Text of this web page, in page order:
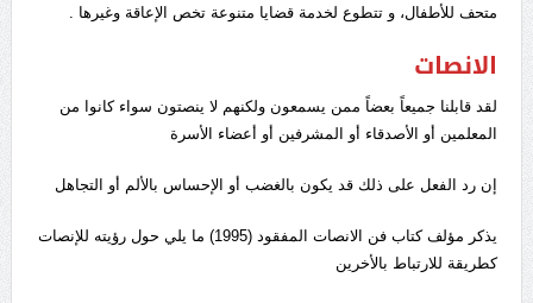
متحف للأطفال، و تتطوع لخدمة قضايا متنوعة تخص الإعاقة وغيرها .
الانصات
لقد قابلنا جميعاً بعضاً ممن يسمعون ولكنهم لا ينصتون سواء كانوا من
المعلمين أو الأصدقاء أو المشرفين أو أعضاء الأسرة
إن رد الفعل على ذلك قد يكون بالغضب أو الإحساس بالألم أو التجاهل
يذكر مؤلف كتاب فن الانصات المفقود (1995) ما يلي حول رؤيته للإنصات
كطريقة للارتباط بالأخرين